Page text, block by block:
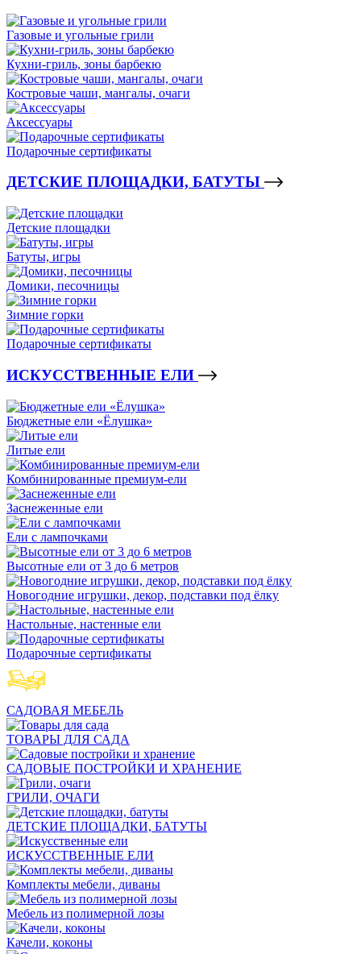
Газовые и угольные грили
Кухни-гриль, зоны барбекю
Костровые чаши, мангалы, очаги
Аксессуары
Подарочные сертификаты
ДЕТСКИЕ ПЛОЩАДКИ, БАТУТЫ
Детские площадки
Батуты, игры
Домики, песочницы
Зимние горки
Подарочные сертификаты
ИСКУССТВЕННЫЕ ЕЛИ
Бюджетные ели «Ёлушка»
Литые ели
Комбинированные премиум-ели
Заснеженные ели
Ели с лампочками
Высотные ели от 3 до 6 метров
Новогодние игрушки, декор, подставки под ёлку
Настольные, настенные ели
Подарочные сертификаты
САДОВАЯ МЕБЕЛЬ
ТОВАРЫ ДЛЯ САДА
САДОВЫЕ ПОСТРОЙКИ И ХРАНЕНИЕ
ГРИЛИ, ОЧАГИ
ДЕТСКИЕ ПЛОЩАДКИ, БАТУТЫ
ИСКУССТВЕННЫЕ ЕЛИ
Комплекты мебели, диваны
Мебель из полимерной лозы
Качели, коконы